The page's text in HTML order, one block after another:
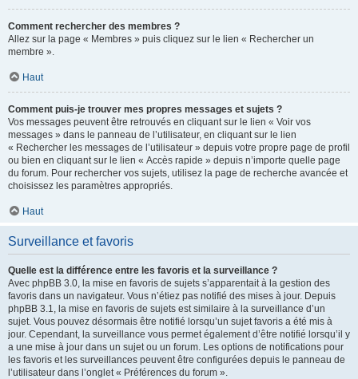
Comment rechercher des membres ?
Allez sur la page « Membres » puis cliquez sur le lien « Rechercher un
membre ».
Haut
Comment puis-je trouver mes propres messages et sujets ?
Vos messages peuvent être retrouvés en cliquant sur le lien « Voir vos
messages » dans le panneau de l’utilisateur, en cliquant sur le lien
« Rechercher les messages de l’utilisateur » depuis votre propre page de profil
ou bien en cliquant sur le lien « Accès rapide » depuis n’importe quelle page
du forum. Pour rechercher vos sujets, utilisez la page de recherche avancée et
choisissez les paramètres appropriés.
Haut
Surveillance et favoris
Quelle est la différence entre les favoris et la surveillance ?
Avec phpBB 3.0, la mise en favoris de sujets s’apparentait à la gestion des
favoris dans un navigateur. Vous n’étiez pas notifié des mises à jour. Depuis
phpBB 3.1, la mise en favoris de sujets est similaire à la surveillance d’un
sujet. Vous pouvez désormais être notifié lorsqu’un sujet favoris a été mis à
jour. Cependant, la surveillance vous permet également d’être notifié lorsqu’il y
a une mise à jour dans un sujet ou un forum. Les options de notifications pour
les favoris et les surveillances peuvent être configurées depuis le panneau de
l’utilisateur dans l’onglet « Préférences du forum ».